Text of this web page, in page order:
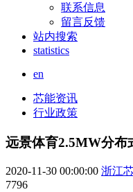
联系信息
留言反馈
站内搜索
statistics
en
芯能资讯
行业政策
远景体育2.5MW分布
2020-11-30 00:00:00 浙江
7796